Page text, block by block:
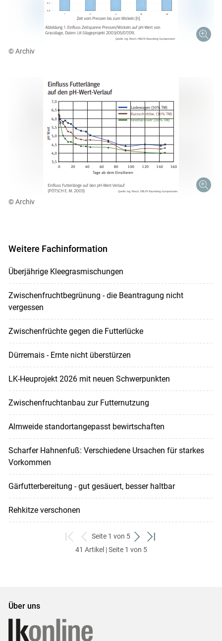
© Archiv
© Archiv
Weitere Fachinformation
Überjährige Kleegrasmischungen
Zwischenfruchtbegrünung - die Beantragung nicht
vergessen
Zwischenfrüchte gegen die Futterlücke
Dürremais - Ernte nicht überstürzen
LK-Heuprojekt 2026 mit neuen Schwerpunkten
Zwischenfruchtanbau zur Futternutzung
Almweide standortangepasst bewirtschaften
Scharfer Hahnenfuß: Verschiedene Ursachen für starkes
Vorkommen
Gärfutterbereitung - gut gesäuert, besser haltbar
Rehkitze verschonen
zum
ersten
zurück
zum
Seite 1 von 5
weiter
zum
zum
41 Artikel | Seite 1 von 5
Über uns